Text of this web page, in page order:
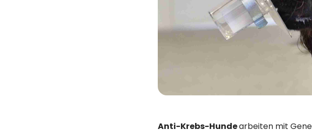
Anti-Krebs-Hundearbeiten mit